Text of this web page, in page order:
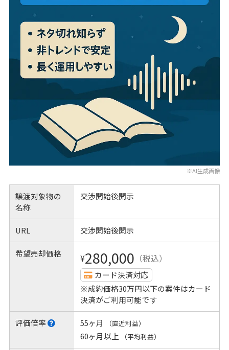
※AI生成画像
譲渡対象物の
名称
交渉開始後開示
URL 交渉開始後開示
希望売却価格 ¥280,000 （税込）
カード決済対応
※成約価格30万円以下の案件はカード
決済がご利用可能です
評価倍率 55ヶ月 （直近利益）
60ヶ月以上 （平均利益）